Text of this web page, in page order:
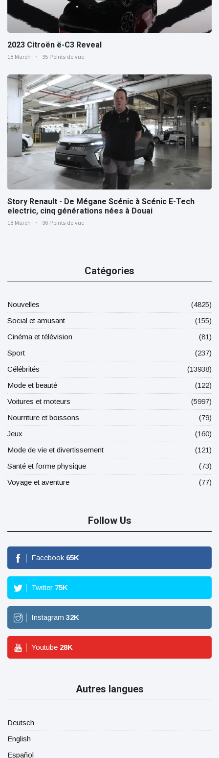
2023 Citroën ë-C3 Reveal
18 March 35 Points de vue
Story Renault - De Mégane Scénic à Scénic E-Tech
electric, cinq générations nées à Douai
18 March 36 Points de vue
Catégories
Nouvelles
(4825)
Social et amusant
(155)
Cinéma et télévision
(81)
Sport
(237)
Célébrités
(13938)
Mode et beauté
(122)
Voitures et moteurs
(5997)
Nourriture et boissons
(79)
Jeux
(160)
Mode de vie et divertissement
(121)
Santé et forme physique
(73)
Voyage et aventure
(77)
Follow Us
Facebook 65K
Twitter 75K
Instagram 32K
Youtube 28K
Autres langues
Deutsch
English
Español